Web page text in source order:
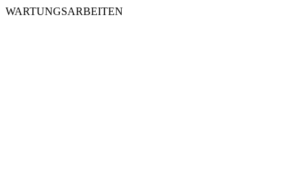
WARTUNGSARBEITEN